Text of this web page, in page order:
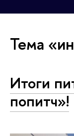
Тема
Итоги
попитч»!